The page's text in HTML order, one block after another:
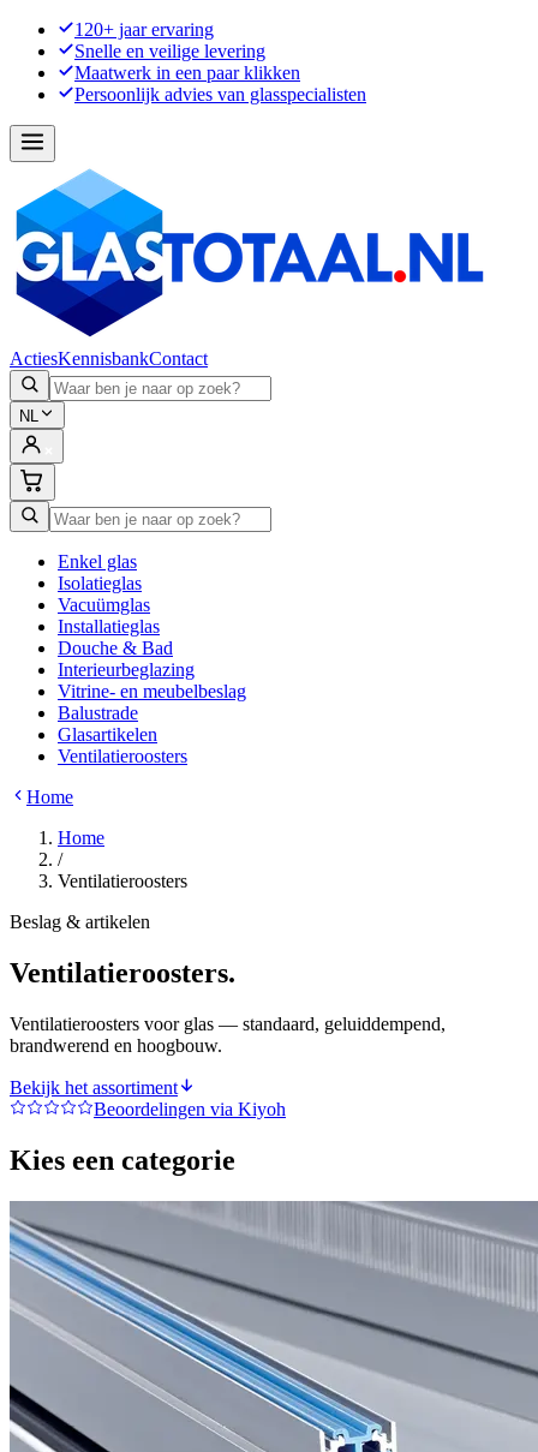
120+ jaar ervaring
Snelle en veilige levering
Maatwerk in een paar klikken
Persoonlijk advies van glasspecialisten
ActiesKennisbankContact
NL
Enkel glas
Isolatieglas
Vacuümglas
Installatieglas
Douche & Bad
Interieurbeglazing
Vitrine- en meubelbeslag
Balustrade
Glasartikelen
Ventilatieroosters
Home
Home
/
Ventilatieroosters
Beslag & artikelen
Ventilatieroosters.
Ventilatieroosters voor glas — standaard, geluiddempend,
brandwerend en hoogbouw.
Bekijk het assortiment
Beoordelingen via Kiyoh
Kies een categorie